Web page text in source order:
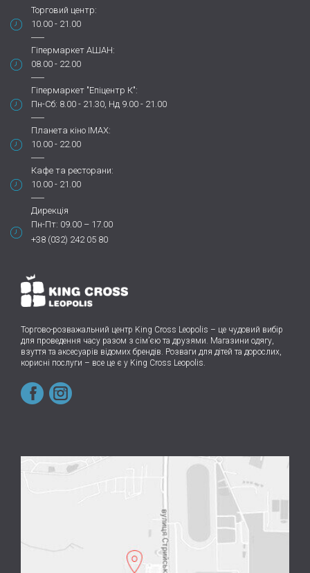
Торговий центр:
10.00 - 21.00
Гіпермаркет АШАН:
08.00 - 22.00
Гіпермаркет "Епіцентр К":
Пн-Сб: 8.00 - 21.30, Нд 9.00 - 21.00
Планета кіно IMAX:
10.00 - 22.00
Кафе та ресторани:
10.00 - 21.00
Дирекція
Пн-Пт: 09.00 – 17.00
+38 (032) 242 05 80
Торгово-розважальний центр King Cross Leopolis – це чудовий вибір
для проведення часу разом з сім’єю та друзями. Магазини одягу,
взуття та аксесуарів відомих брендів. Розваги для дітей та дорослих,
корисні послуги – все це є у King Cross Leopolis.